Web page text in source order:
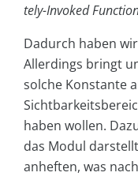
tely-Invoked
Dadurch haben
Allerdings bringt
solche Konstante
haben wollen.
das Modul
anheften, was